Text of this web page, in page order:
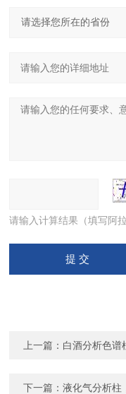
请输入计算结果（填写阿
上一篇： 白酒分析色谱
下一篇：液化气分析柱